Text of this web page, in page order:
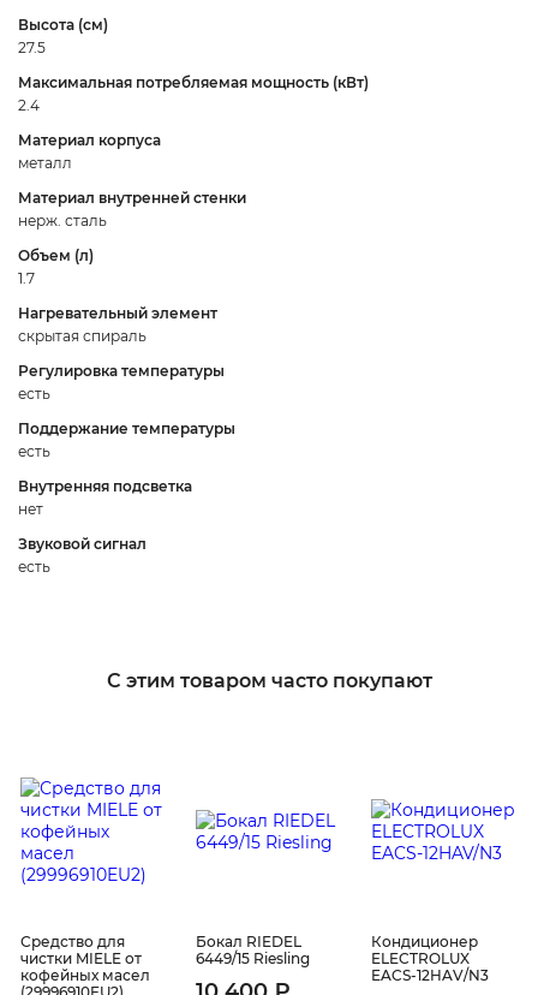
Высота (см)
27.5
Максимальная потребляемая мощность (кВт)
2.4
Материал корпуса
металл
Материал внутренней стенки
нерж. сталь
Объем (л)
1.7
Нагревательный элемент
скрытая спираль
Регулировка температуры
есть
Поддержание температуры
есть
Внутренняя подсветка
нет
Звуковой сигнал
есть
С этим товаром часто покупают
Средство для
чистки MIELE от
кофейных масел
Бокал RIEDEL
6449/15 Riesling
Кондиционер
ELECTROLUX
EACS-12HAV/N3